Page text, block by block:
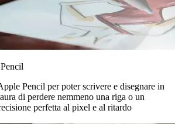
Pencil per poter scrivere e disegnare in
di perdere nemmeno una riga o un
perfetta al pixel e al ritardo